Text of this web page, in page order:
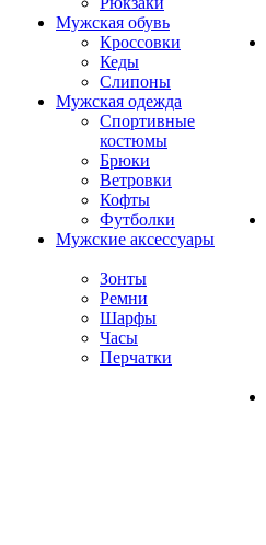
Мужская обувь
Кроссовки
Кеды
Слипоны
Мужская одежда
Спортивные
костюмы
Брюки
Ветровки
Кофты
Футболки
Мужские аксессуары
Зонты
Ремни
Шарфы
Часы
Перчатки